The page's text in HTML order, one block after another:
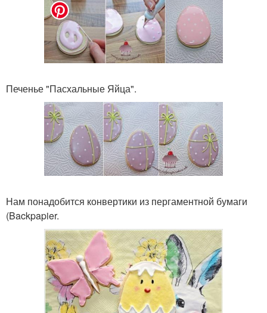
Печенье "Пасхальные Яйца".
Нам понадобится конвертики из пергаментной бумаги
(Backpapier.